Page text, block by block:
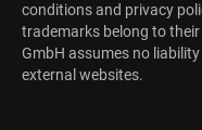
conditions and privacy
trademarks belong to
GmbH assumes no
external websites.